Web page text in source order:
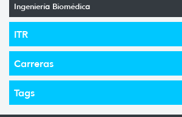
Ingeniería Biomédica
ITR
Carreras
Tags